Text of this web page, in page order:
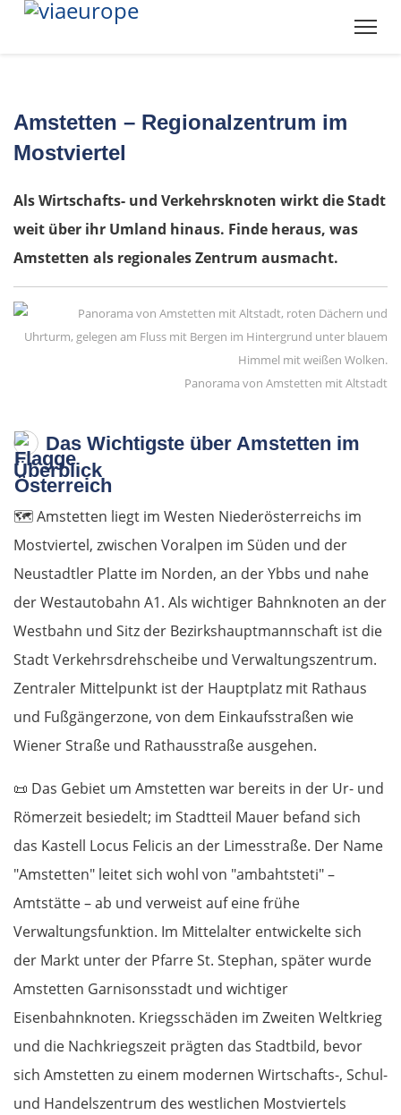
Amstetten – Regionalzentrum im
Mostviertel
Als Wirtschafts- und Verkehrsknoten wirkt die Stadt
weit über ihr Umland hinaus. Finde heraus, was
Amstetten als regionales Zentrum ausmacht.
Panorama von Amstetten mit Altstadt
Das Wichtigste über Amstetten im
Überblick
🗺️Amstetten liegt im Westen Niederösterreichs im
Mostviertel, zwischen Voralpen im Süden und der
Neustadtler Platte im Norden, an der Ybbs und nahe
der Westautobahn A1. Als wichtiger Bahnknoten an der
Westbahn und Sitz der Bezirkshauptmannschaft ist die
Stadt Verkehrsdrehscheibe und Verwaltungszentrum.
Zentraler Mittelpunkt ist der Hauptplatz mit Rathaus
und Fußgängerzone, von dem Einkaufsstraßen wie
Wiener Straße und Rathausstraße ausgehen.
📜 Das Gebiet um Amstetten war bereits in der Ur- und
Römerzeit besiedelt; im Stadtteil Mauer befand sich
das Kastell Locus Felicis an der Limesstraße. Der Name
"Amstetten" leitet sich wohl von "ambahtsteti" –
Amtstätte – ab und verweist auf eine frühe
Verwaltungsfunktion. Im Mittelalter entwickelte sich
der Markt unter der Pfarre St. Stephan, später wurde
Amstetten Garnisonsstadt und wichtiger
Eisenbahnknoten. Kriegsschäden im Zweiten Weltkrieg
und die Nachkriegszeit prägten das Stadtbild, bevor
sich Amstetten zu einem modernen Wirtschafts-, Schul-
und Handelszentrum des westlichen Mostviertels